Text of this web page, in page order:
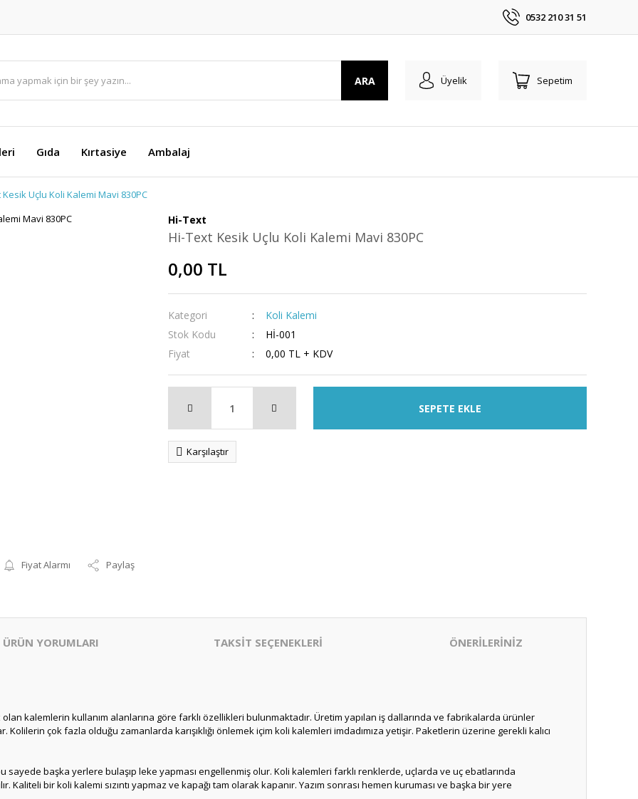
0532 210 31 51
ARA Üyelik Sepetim
Gıda Kırtasiye Ambalaj
Kesik Uçlu Koli Kalemi Mavi 830PC
Fiyat Alarmı Paylaş
Hi-Text
Hi-Text Kesik Uçlu Koli Kalemi Mavi 830PC
0,00 TL
Kategori
Koli Kalemi
Stok Kodu
Hİ-001
Fiyat
0,00 TL + KDV
SEPETE EKLE
Karşılaştır
ÜRÜN YORUMLARI TAKSİT SEÇENEKLERİ ÖNERİLERİNİZ
kalemlerin kullanım alanlarına göre farklı özellikleri bulunmaktadır. Üretim yapılan iş dallarında ve fabrikalarda ürünler
çok fazla olduğu zamanlarda karışıklığı önlemek içim koli kalemleri imdadımıza yetişir. Paketlerin üzerine gerekli kalıcı
başka yerlere bulaşıp leke yapması engellenmiş olur. Koli kalemleri farklı renklerde, uçlarda ve uç ebatlarında
Kaliteli bir koli kalemi sızıntı yapmaz ve kapağı tam olarak kapanır. Yazım sonrası hemen kuruması ve başka bir yere